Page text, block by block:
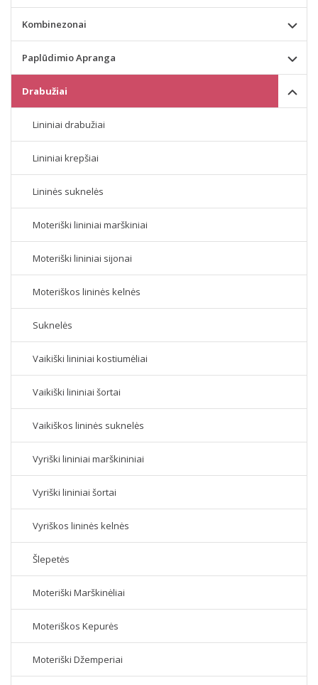
Kombinezonai
Paplūdimio Apranga
Drabužiai
Lininiai drabužiai
Lininiai krepšiai
Lininės suknelės
Moteriški lininiai marškiniai
Moteriški lininiai sijonai
Moteriškos lininės kelnės
Suknelės
Vaikiški lininiai kostiumėliai
Vaikiški lininiai šortai
Vaikiškos lininės suknelės
Vyriški lininiai marškininiai
Vyriški lininiai šortai
Vyriškos lininės kelnės
Šlepetės
Moteriški Marškinėliai
Moteriškos Kepurės
Moteriški Džemperiai